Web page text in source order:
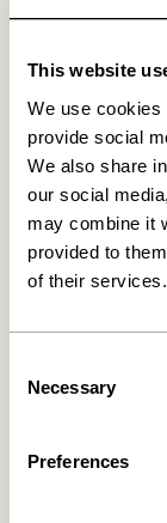
This website
We use cookies
provide social
We also share
our social
may combine it
provided to
of their services.
Selection
Necessary
Preferences
Amare Skål Small
Tilføj til kurv